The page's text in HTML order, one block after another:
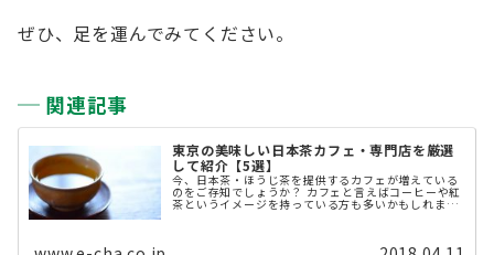
ぜひ、足を運んでみてください。
関連記事
東京の美味しい日本茶カフェ・専門店を厳選
して紹介【5選】
今、日本茶・ほうじ茶を提供するカフェが増えている
のをご存知でしょうか？ カフェと言えばコーヒーや紅
茶というイメージを持っている方も多いかもしれませ
んが、お店で日本茶を楽しむのが俄かにブームになっ